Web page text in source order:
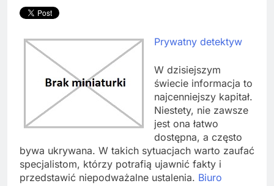
Prywatny detektyw
W dzisiejszym
świecie informacja to
najcenniejszy kapitał.
Niestety, nie zawsze
jest ona łatwo
dostępna, a często
bywa ukrywana. W takich sytuacjach warto zaufać
specjalistom, którzy potrafią ujawnić fakty i
przedstawić niepodważalne ustalenia. Biuro